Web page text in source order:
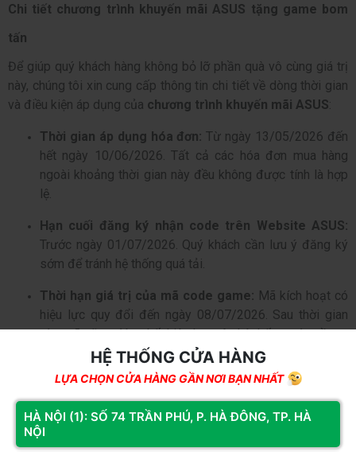
Chi tiết chương trình khuyến mãi ASUS tặng game bom
tấn
Để giúp quý khách hàng không bỏ lỡ phần quà vô cùng giá trị
này, chúng tôi xin cung cấp thông tin chi tiết về dòng thời gian
và điều kiện áp dụng của chương trình khuyến mãi ASUS:
Thời gian áp dụng hóa đơn: Từ ngày 13/05/2026 đến
hết ngày 10/06/2026. Tất cả các hóa đơn mua hàng
ngoài khoảng thời gian này đều không được tính là hợp
lệ.
Hạn cuối đăng ký nhận code trên Website ASUS:
Trước ngày 01/07/2026. Quý khách cần lưu ý đăng ký
sớm để tránh hệ thống quá tải.
Thời hạn giá trị của mã code game: Mã kích hoạt có
hiệu lực quy đổi đến ngày 08/07/2026. Sau thời gian
này, mã sẽ tự động hết hiệu lực trên hệ thống toàn cầu.
Chi tiết vui lòng xemTẠI ĐÂY
Điều kiện tham gia mua card đồ họa ASUS nhận game
miễn phí
HỆ THỐNG CỬA HÀNG
LỰA CHỌN CỬA HÀNG GẦN NƠI BẠN NHẤT
HÀ NỘI (1): SỐ 74 TRẦN PHÚ, P. HÀ ĐÔNG, TP. HÀ
NỘI